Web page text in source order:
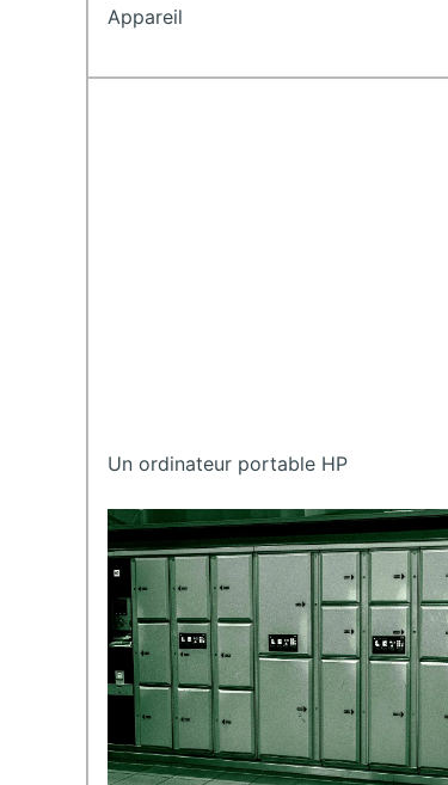
Appareil
Un ordinateur portable HP